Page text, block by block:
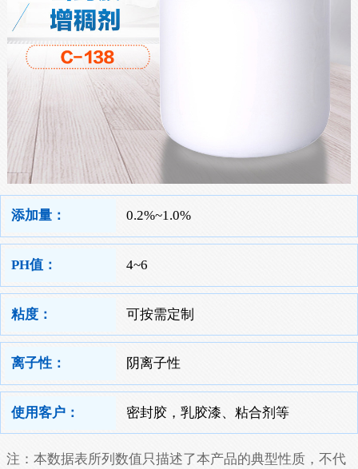
添加量： 0.2%~1.0%
PH值： 4~6
粘度： 可按需定制
离子性： 阴离子性
使用客户： 密封胶，乳胶漆、粘合剂等
注：本数据表所列数值只描述了本产品的典型性质，不代